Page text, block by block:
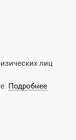
лиц
Подробнее